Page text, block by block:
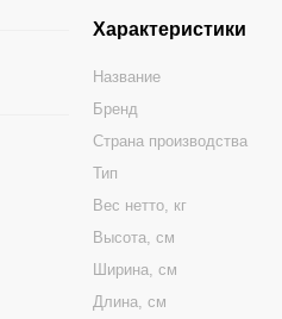
Характеристики
Название
Бренд
Страна производства
Тип
Вес нетто, кг
Высота, см
Ширина, см
Длина, см